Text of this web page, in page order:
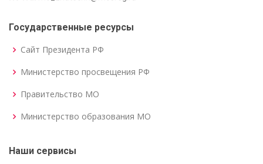
Государственные ресурсы
Сайт Президента РФ
Министерство просвещения РФ
Правительство МО
Министерство образования МО
Наши сервисы